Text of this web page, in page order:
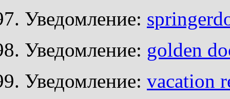
Уведомление:
Уведомление: golden
Уведомление: vacation